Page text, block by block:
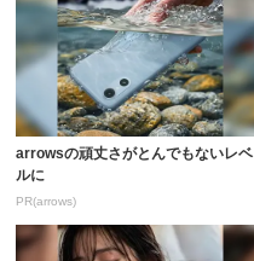
arrowsの頑丈さがとんでもないレベ
ルに
PR(arrows)